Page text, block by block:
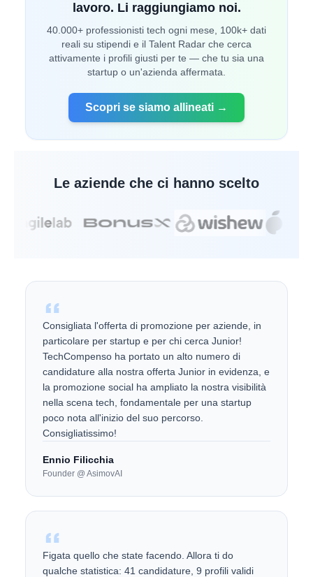
lavoro. Li raggiungiamo noi.
40.000+ professionisti tech ogni mese, 100k+ dati
reali su stipendi e il Talent Radar che cerca
attivamente i profili giusti per te — che tu sia una
startup o un'azienda affermata.
Scopri se siamo allineati →
Le aziende che ci hanno scelto
Consigliata l'offerta di promozione per aziende, in
particolare per startup e per chi cerca Junior!
TechCompenso ha portato un alto numero di
candidature alla nostra offerta Junior in evidenza, e
la promozione social ha ampliato la nostra visibilità
nella scena tech, fondamentale per una startup
poco nota all'inizio del suo percorso.
Consigliatissimo!
Ennio Filicchia
Founder @ AsimovAI
Figata quello che state facendo. Allora ti do
qualche statistica: 41 candidature, 9 profili validi